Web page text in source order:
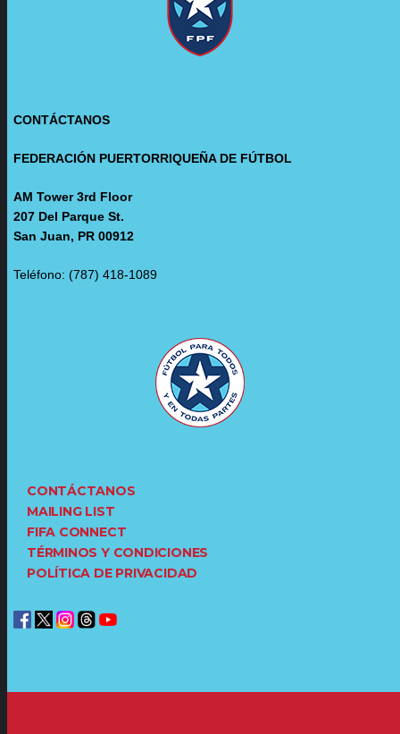
CONTÁCTANOS
FEDERACIÓN PUERTORRIQUEÑA DE FÚTBOL
AM Tower 3rd Floor
207 Del Parque St.
San Juan, PR 00912
Teléfono: (787) 418-1089
CONTÁCTANOS
MAILING LIST
FIFA CONNECT
TÉRMINOS Y CONDICIONES
POLÍTICA DE PRIVACIDAD